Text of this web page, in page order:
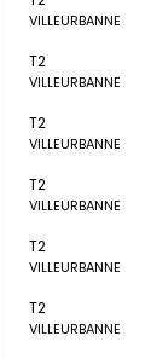
VILLEURBANNE
T2
VILLEURBANNE
T2
VILLEURBANNE
T2
VILLEURBANNE
T2
VILLEURBANNE
T2
VILLEURBANNE